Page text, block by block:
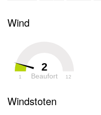
Wind
2
Beaufort
1 12
Windstoten